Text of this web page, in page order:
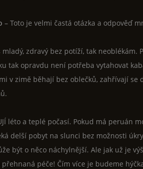
– Toto je velmi častá otázka a odpověď
mladý, zdravý bez potíží, tak
tak opravdu není potřeba vytahovat
v zimě běhají bez oblečků, zahřívají se
léto a teplé počasí. Pokud má peruán
delší pobyt na slunci bez možnosti
být o něco náchylnější. Ale jak už je
péče! Čím více je budeme